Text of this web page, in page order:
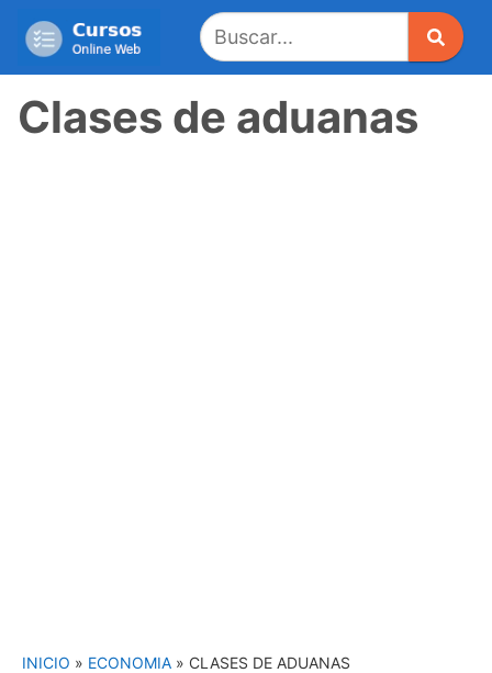
Clases de aduanas
INICIO » ECONOMIA » CLASES DE ADUANAS